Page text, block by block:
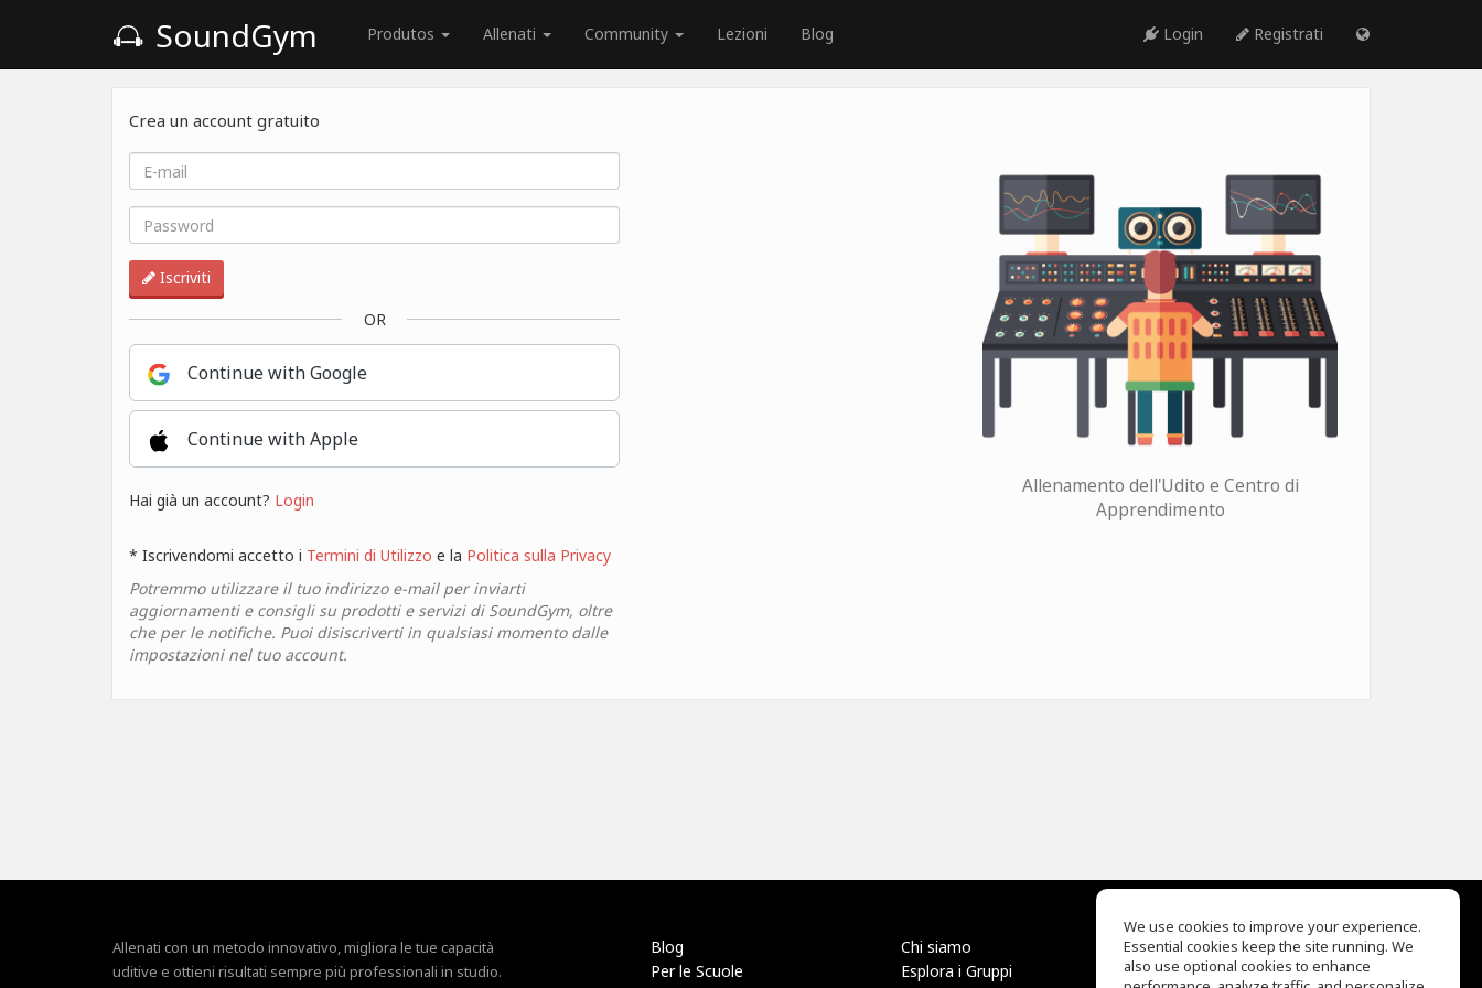
SoundGym Produtos Allenati Community Lezioni Blog Login Registrati
Crea un account gratuito
Iscriviti
OR
Continue with Google
Continue with Apple
Hai già un account? Login
* Iscrivendomi accetto i Termini di Utilizzo e la Politica sulla Privacy
Potremmo utilizzare il tuo indirizzo e-mail per inviarti
aggiornamenti e consigli su prodotti e servizi di SoundGym, oltre
che per le notifiche. Puoi disiscriverti in qualsiasi momento dalle
impostazioni nel tuo account.
Allenamento dell'Udito e Centro di
Apprendimento
Allenati con un metodo innovativo, migliora le tue capacità
uditive e ottieni risultati sempre più professionali in studio.
Blog
Per le Scuole
Chi siamo
Esplora i Gruppi
EQ Ear Training
Drum Machine
We use cookies to improve your experience.
Essential cookies keep the site running. We
also use optional cookies to enhance